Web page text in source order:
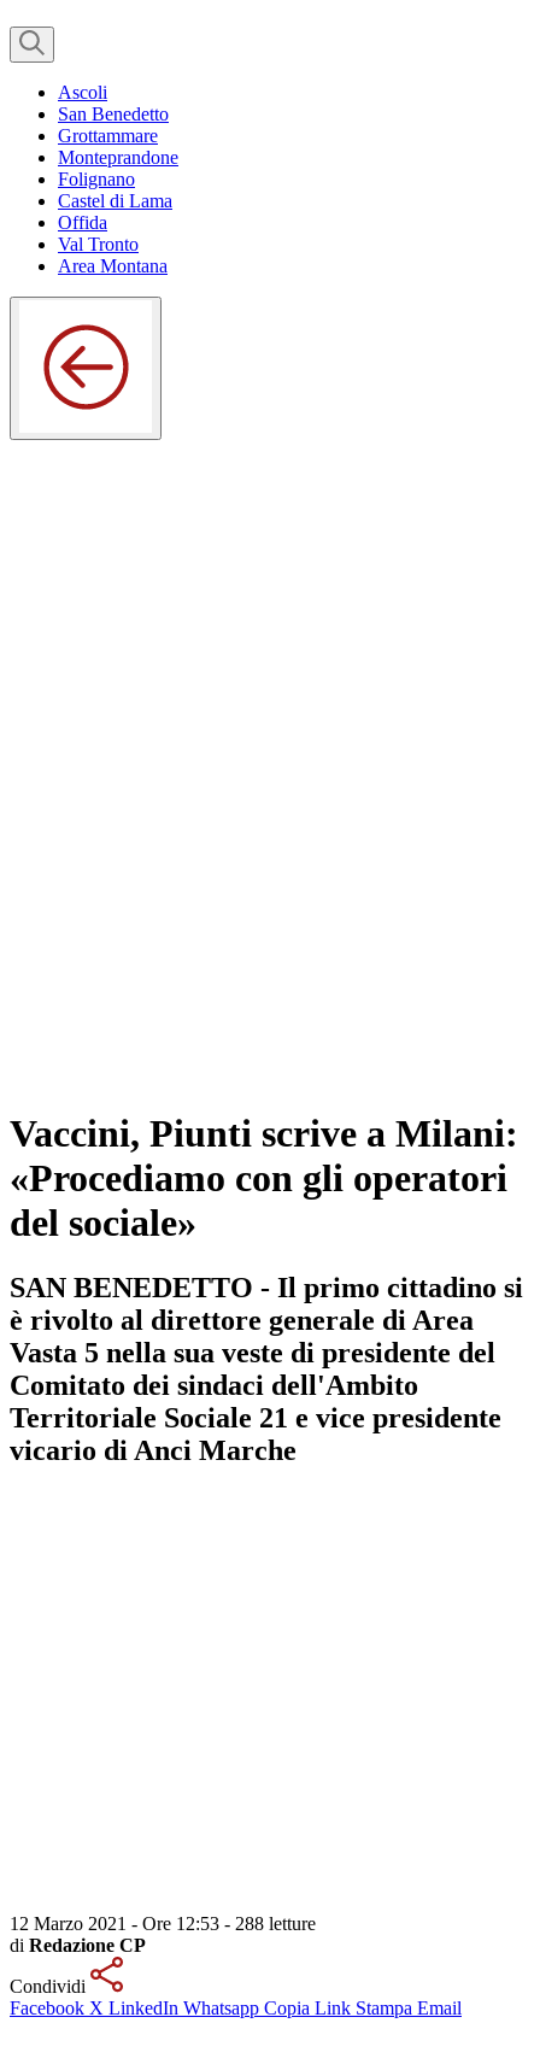
Ascoli
San Benedetto
Grottammare
Monteprandone
Folignano
Castel di Lama
Offida
Val Tronto
Area Montana
Vaccini, Piunti scrive a Milani:
«Procediamo con gli operatori
del sociale»
SAN BENEDETTO - Il primo cittadino si
è rivolto al direttore generale di Area
Vasta 5 nella sua veste di presidente del
Comitato dei sindaci dell'Ambito
Territoriale Sociale 21 e vice presidente
vicario di Anci Marche
12 Marzo 2021 - Ore 12:53 - 288 letture
di Redazione CP
Condividi
Facebook X LinkedIn Whatsapp Copia Link Stampa Email